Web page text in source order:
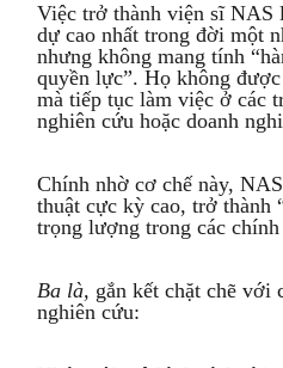
Việc trở thành viện sĩ NAS
dự cao nhất trong đời một
nhưng không mang tính
quyền lực”. Họ không
mà tiếp tục làm việc ở các
nghiên cứu hoặc doanh
Chính nhờ cơ chế này,
thuật cực kỳ cao, trở thành
trọng lượng trong các chính
Ba là, gắn kết chặt chẽ với
nghiên cứu: